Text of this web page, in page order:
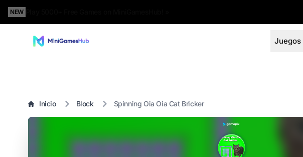
NEW
Juegos
Inicio Block Spinning Oia Oia Cat Bricker